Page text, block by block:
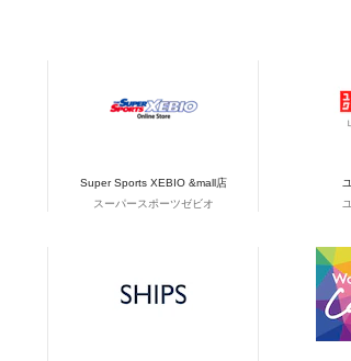
Super Sports XEBIO &mall店
スーパースポーツゼビオ